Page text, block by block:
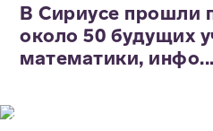
В Сириусе прошли
около 50 будущих
математики, инфо...